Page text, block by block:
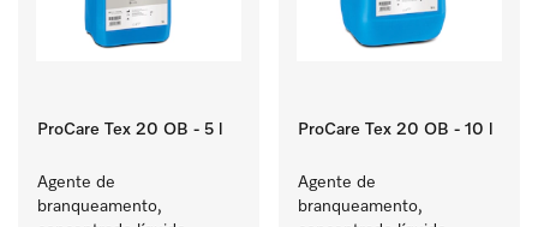
ProCare Tex 20 OB - 5 l
Agente de
branqueamento,
ProCare Tex 20 OB - 10 l
Agente de
branqueamento,